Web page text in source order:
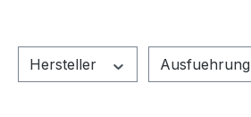
Hersteller Ausfuehrung